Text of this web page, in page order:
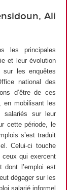
Ali
les principales
et leur évolution
les enquêtes
national des
d’être de ces
en mobilisant les
salariés sur leur
cette période, le
s’est traduit
Celui-ci touche
ceux qui exercent
dont l’emploi est
dégager sur les
salarié informel